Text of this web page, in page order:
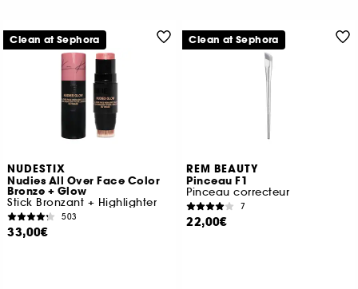
NUDESTIX
Nudies All Over Face Color
Bronze + Glow
Stick Bronzant + Highlighter
503
33,00€
Clean at Sephora
REM BEAUTY
Pinceau F1
Pinceau correcteur
7
22,00€
Clean at Sephora